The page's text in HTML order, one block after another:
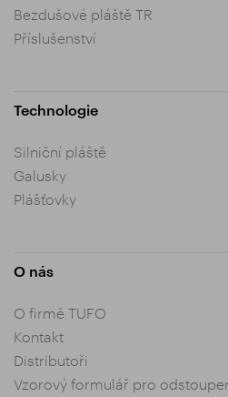
Bezdušové pláště TR
Příslušenství
Technologie
Silniční pláště
Galusky
Plášťovky
O nás
O firmě TUFO
Kontakt
Distributoři
Vzorový formulář pro